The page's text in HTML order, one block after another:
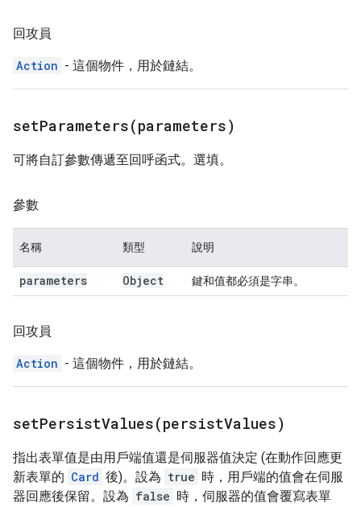
回攻員
Action - 這個物件，用於鏈結。
setParameters(parameters)
可將自訂參數傳遞至回呼函式。選填。
參數
名稱 類型 說明
parameters Object 鍵和值都必須是字串。
回攻員
Action - 這個物件，用於鏈結。
setPersistValues(persistValues)
指出表單值是由用戶端值還是伺服器值決定 (在動作回應更
新表單的 Card 後)。設為 true 時，用戶端的值會在伺服
器回應後保留。設為 false 時，伺服器的值會覆寫表單